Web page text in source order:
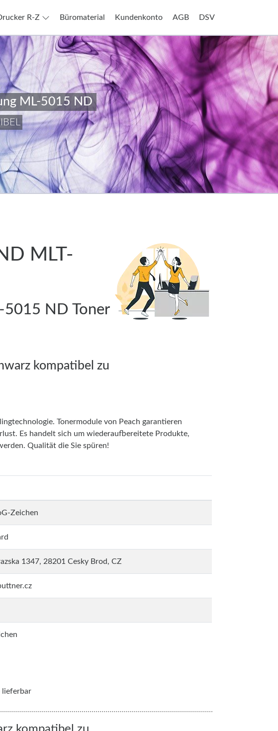
R-Z Büromaterial Kundenkonto AGB DSV
ML-5015 ND
MLT-
5015 ND Toner
kompatibel zu
Tonermodule von Peach garantieren
Es handelt sich um wiederaufbereitete Produkte,
Qualität die Sie spüren!
Zeichen
1347, 28201 Cesky Brod, CZ
lieferbar